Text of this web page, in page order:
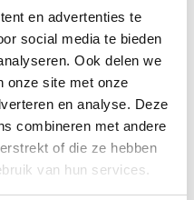
en advertenties te
social media te bieden
Ook delen we
onze site met onze
en analyse. Deze
combineren met andere
of die ze hebben
van hun services.
combineren met de
in de Mosadex.
verbetering van onze
zoveel mogelijk te
vaak dat een apotheker
naar het product en ik
Zie ons niet als laatste